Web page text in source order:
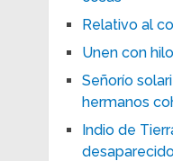
Relativo al
Unen con
Señorío
hermanos
Indio de